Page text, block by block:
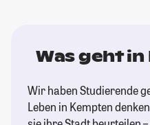
Was geht in
Wir haben Studierende
Leben in Kempten